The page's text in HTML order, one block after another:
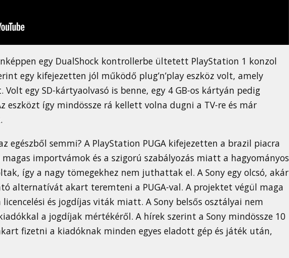
egy DualShock kontrollerbe ültetett PlayStation 1 konzol
egy kifejezetten jól működő plug’n’play eszköz volt, amely
egy SD-kártyaolvasó is benne, egy 4 GB-os kártyán pedig
eszközt így mindössze rá kellett volna dugni a TV-re és már
egészből semmi? A PlayStation PUGA kifejezetten a brazil piacra
importvámok és a szigorú szabályozás miatt a hagyományos
így a nagy tömegekhez nem juthattak el. A Sony egy olcsó, akár
alternatívát akart teremteni a PUGA-val. A projektet végül maga
és jogdíjas viták miatt. A Sony belsős osztályai nem
a jogdíjak mértékéről. A hírek szerint a Sony mindössze 10
fizetni a kiadóknak minden egyes eladott gép és játék után,